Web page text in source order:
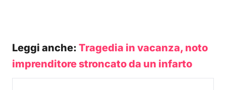
Leggi anche: Tragedia in vacanza, noto
imprenditore stroncato da un infarto